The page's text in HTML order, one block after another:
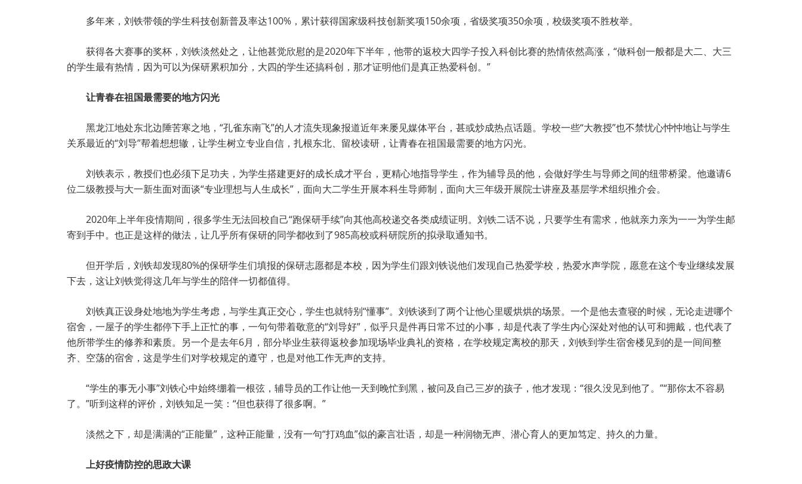
多年来，刘铁带领的学生科技创新普及率达100%，累计获得国家级科技创新奖项150余项，省级奖项350余项，校级奖项不胜枚举。
获得各大赛事的奖杯，刘铁淡然处之，让他甚觉欣慰的是2020年下半年，他带的返校大四学子投入科创比赛的热情依然高涨，“做科创一般都是大二、大三
的学生最有热情，因为可以为保研累积加分，大四的学生还搞科创，那才证明他们是真正热爱科创。”
让青春在祖国最需要的地方闪光
黑龙江地处东北边陲苦寒之地，“孔雀东南飞”的人才流失现象报道近年来屡见媒体平台，甚或炒成热点话题。学校一些“大教授”也不禁忧心忡忡地让与学生
关系最近的“刘导”帮着想想辙，让学生树立专业自信，扎根东北、留校读研，让青春在祖国最需要的地方闪光。
刘铁表示，教授们也必须下足功夫，为学生搭建更好的成长成才平台，更精心地指导学生，作为辅导员的他，会做好学生与导师之间的纽带桥梁。他邀请6
位二级教授与大一新生面对面谈“专业理想与人生成长”，面向大二学生开展本科生导师制，面向大三年级开展院士讲座及基层学术组织推介会。
2020年上半年疫情期间，很多学生无法回校自己“跑保研手续”向其他高校递交各类成绩证明。刘铁二话不说，只要学生有需求，他就亲力亲为一一为学生邮
寄到手中。也正是这样的做法，让几乎所有保研的同学都收到了985高校或科研院所的拟录取通知书。
但开学后，刘铁却发现80%的保研学生们填报的保研志愿都是本校，因为学生们跟刘铁说他们发现自己热爱学校，热爱水声学院，愿意在这个专业继续发展
下去，这让刘铁觉得这几年与学生的陪伴一切都值得。
刘铁真正设身处地地为学生考虑，与学生真正交心，学生也就特别“懂事”。刘铁谈到了两个让他心里暖烘烘的场景。一个是他去查寝的时候，无论走进哪个
宿舍，一屋子的学生都停下手上正忙的事，一句句带着敬意的“刘导好”，似乎只是件再日常不过的小事，却是代表了学生内心深处对他的认可和拥戴，也代表了
他所带学生的修养和素质。另一个是去年6月，部分毕业生获得返校参加现场毕业典礼的资格，在学校规定离校的那天，刘铁到学生宿舍楼见到的是一间间整
齐、空荡的宿舍，这是学生们对学校规定的遵守，也是对他工作无声的支持。
“学生的事无小事”刘铁心中始终绷着一根弦，辅导员的工作让他一天到晚忙到黑，被问及自己三岁的孩子，他才发现：“很久没见到他了。”“那你太不容易
了。”听到这样的评价，刘铁知足一笑：“但也获得了很多啊。”
淡然之下，却是满满的“正能量”，这种正能量，没有一句“打鸡血”似的豪言壮语，却是一种润物无声、潜心育人的更加笃定、持久的力量。
上好疫情防控的思政大课